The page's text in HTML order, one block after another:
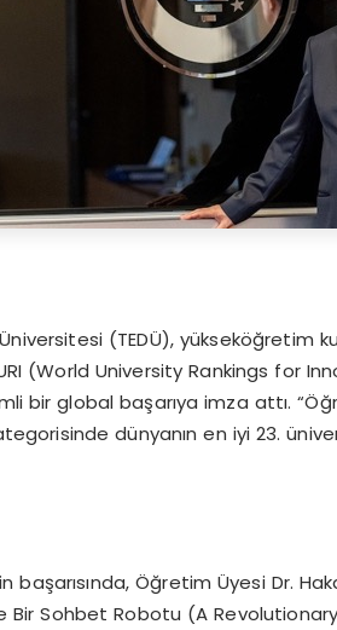
Üniversitesi (TEDÜ), yükseköğretim
(World University Rankings for
bir global başarıya imza attı.
dünyanın en iyi 23.
başarısında, Öğretim Üyesi Dr.
Bir Sohbet Robotu (A